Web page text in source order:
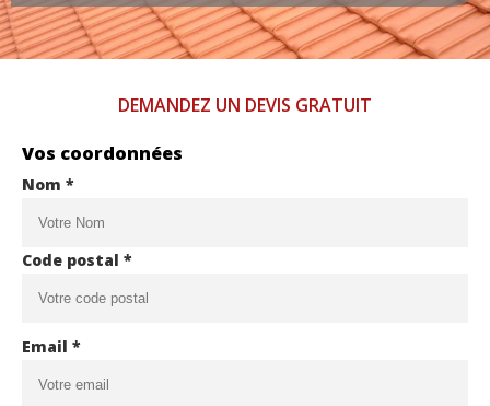
DEMANDEZ UN DEVIS GRATUIT
Vos coordonnées
Nom *
Code postal *
Email *